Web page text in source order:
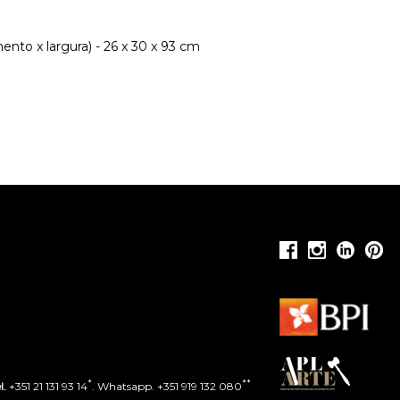
x largura) - 26 x 30 x 93 cm
+351 21 131 93 14*. Whatsapp. +351 919 132 080**